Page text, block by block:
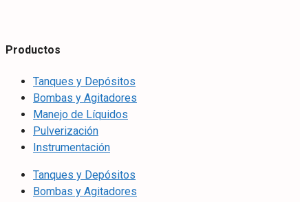
Productos
Tanques y Depósitos
Bombas y Agitadores
Manejo de Líquidos
Pulverización
Instrumentación
Tanques y Depósitos
Bombas y Agitadores